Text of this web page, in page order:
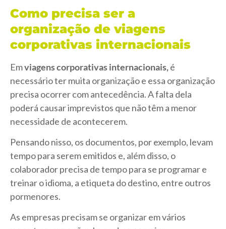
Como precisa ser a
organização de viagens
corporativas internacionais
Emviagens corporativas internacionais,é
necessário ter muita organização e essa organização
precisa ocorrer com antecedência. A falta dela
poderá causar imprevistos que não têm a menor
necessidade de acontecerem.
Pensando nisso, os documentos, por exemplo, levam
tempo para serem emitidos e, além disso, o
colaborador precisa de tempo para se programar e
treinar o idioma, a etiqueta do destino, entre outros
pormenores.
As empresas precisam se organizar em vários